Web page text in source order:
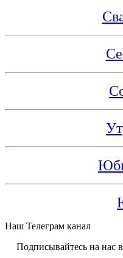
Наш Телеграм канал
Подписывайтесь на нас